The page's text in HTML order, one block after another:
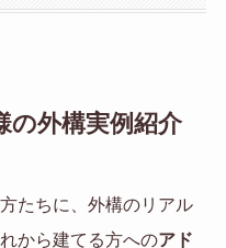
の外構実例紹介
たちに、外構のリアル
れから建てる方へのアド